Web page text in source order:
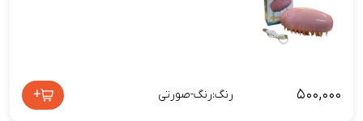
۵۰۰,۰۰۰ رنگ:رنگ-صورتی +